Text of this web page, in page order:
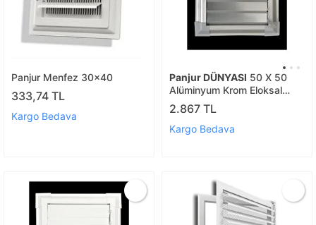
Panjur Menfez 30x40
333,74 TL
Kargo Bedava
Panjur DÜNYASI 50 X 50
Alüminyum Krom Eloksal
Banyo Wc Havalandırma
Panjur Menfez Gümüş
2.867 TL
Kargo Bedava